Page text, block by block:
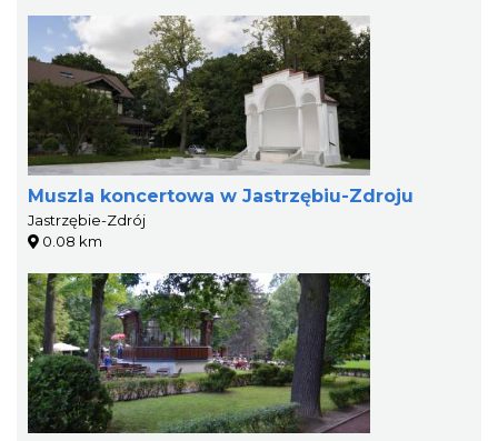
Muszla koncertowa w Jastrzębiu-Zdroju
Jastrzębie-Zdrój
0.08 km